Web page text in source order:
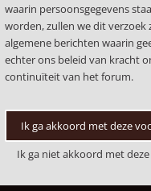
waarin persoonsgegevens
worden, zullen we dit
algemene berichten waarin
echter ons beleid van kracht
continuïteit van het forum.